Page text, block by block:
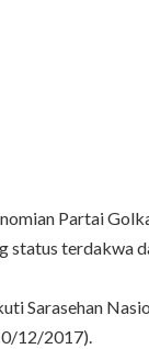
Partai
status terdakwa
Sarasehan
12/2017).